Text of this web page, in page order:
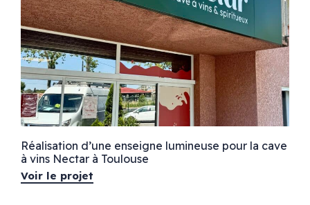
Réalisation d’une enseigne lumineuse pour la cave
à vins Nectar à Toulouse
Voir le projet